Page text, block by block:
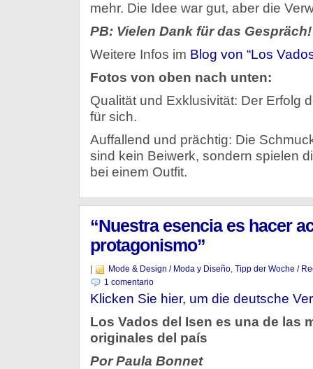
mehr. Die Idee war gut, aber die
PB: Vielen Dank für das Gespräch!
Weitere Infos im Blog von “Los
Fotos von oben nach unten:
Qualität und Exklusivität: Der Erfolg
für sich.
Auffallend und prächtig: Die
sind kein Beiwerk, sondern spielen
bei einem Outfit.
“Nuestra esencia es hacer
protagonismo”
Mode & Design / Moda y Diseño, Tipp der Woche /
1 comentarioen
“Nuestra
es
hacer
accesorios
que
Klicken Sie hier, um die deutsche
Los Vados del Isen es una de las
originales del país
Por Paula Bonnet